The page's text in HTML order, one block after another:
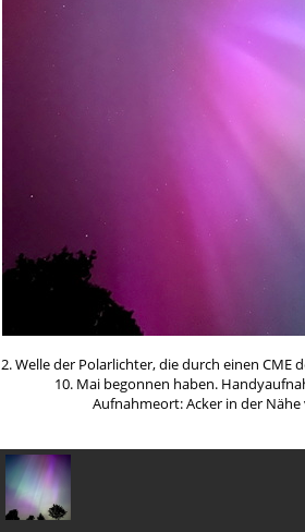
2. Welle der Polarlichter, die durch einen CME
10. Mai begonnen haben.
Aufnahmeort: Acker in der